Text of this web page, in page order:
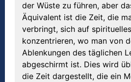
der Wüste zu führen, aber
Äquivalent ist die Zeit, die
verbringt, sich auf
konzentrieren, wo man von
Ablenkungen des täglichen
abgeschirmt ist. Dies wird
die Zeit dargestellt, die ein